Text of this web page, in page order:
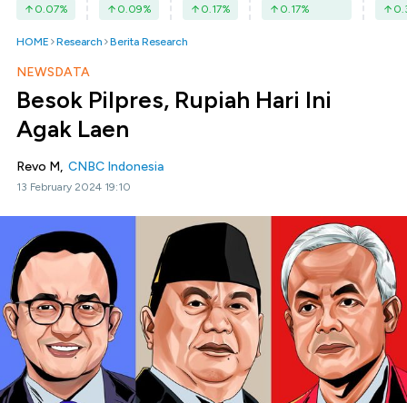
0.07% 0.09% 0.17% 0.17%
HOME Research Berita Research
NEWSDATA
Besok Pilpres, Rupiah Hari Ini
Agak Laen
Revo M, CNBC Indonesia
13 February 2024 19:10